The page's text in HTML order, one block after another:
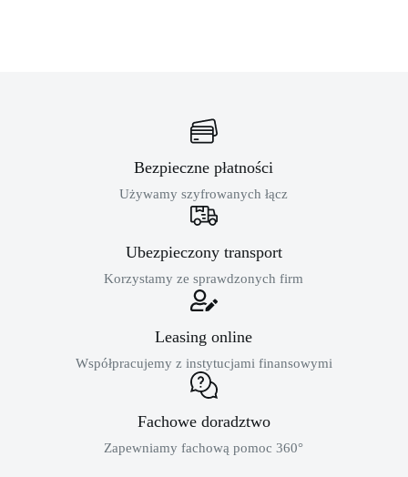
Bezpieczne płatności
Używamy szyfrowanych łącz
Ubezpieczony transport
Korzystamy ze sprawdzonych firm
Leasing online
Współpracujemy z instytucjami finansowymi
Fachowe doradztwo
Zapewniamy fachową pomoc 360°